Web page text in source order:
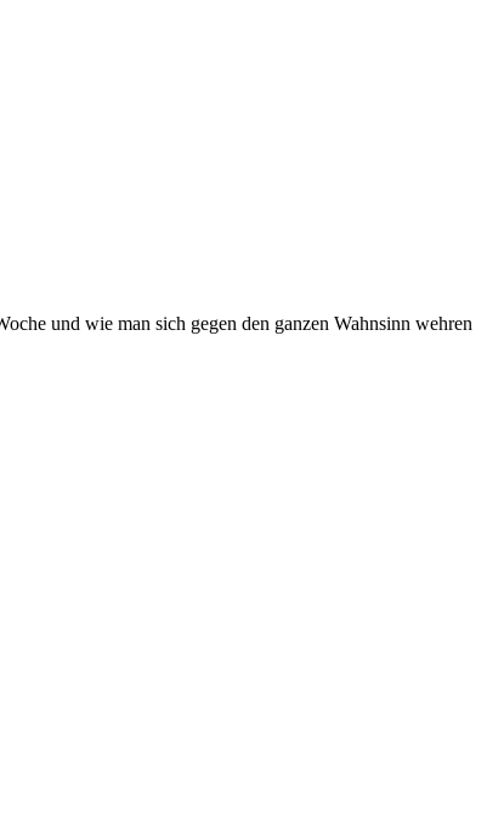
und wie man sich gegen den ganzen Wahnsinn wehren